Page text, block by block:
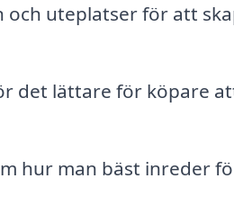
uteplatser för att
det lättare för köpare
hur man bäst inreder